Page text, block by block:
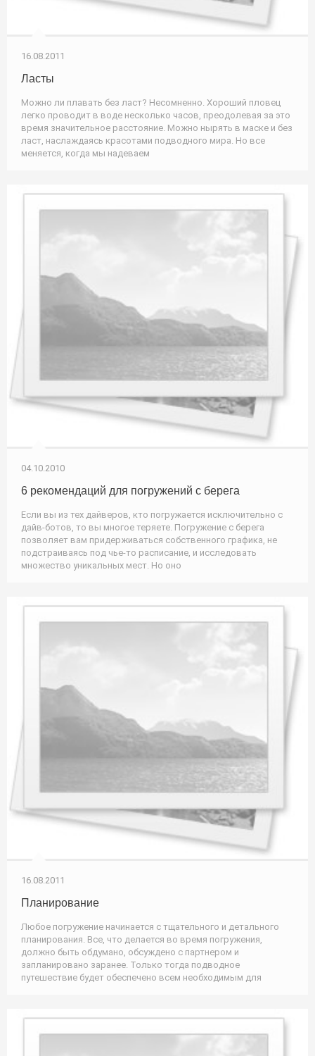
16.08.2011
Ласты
Можно ли плавать без ласт? Несомненно. Хороший пловец
легко проводит в воде несколько часов, преодолевая за это
время значительное расстояние. Можно нырять в маске и без
ласт, наслаждаясь красотами подводного мира. Но все
меняется, когда мы надеваем
04.10.2010
6 рекомендаций для погружений с берега
Если вы из тех дайверов, кто погружается исключительно с
дайв-ботов, то вы многое теряете. Погружение с берега
позволяет вам придерживаться собственного графика, не
подстраиваясь под чье-то расписание, и исследовать
множество уникальных мест. Но оно
16.08.2011
Планирование
Любое погружение начинается с тщательного и детального
планирования. Все, что делается во время погружения,
должно быть обдумано, обсуждено с партнером и
запланировано заранее. Только тогда подводное
путешествие будет обеспечено всем необходимым для